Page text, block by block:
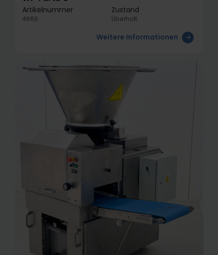
Artikelnummer
4669
Zustand
Überholt
Weitere Informationen